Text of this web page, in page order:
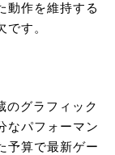
動作を維持する
す。
のグラフィック
なパフォーマン
予算で最新ゲー